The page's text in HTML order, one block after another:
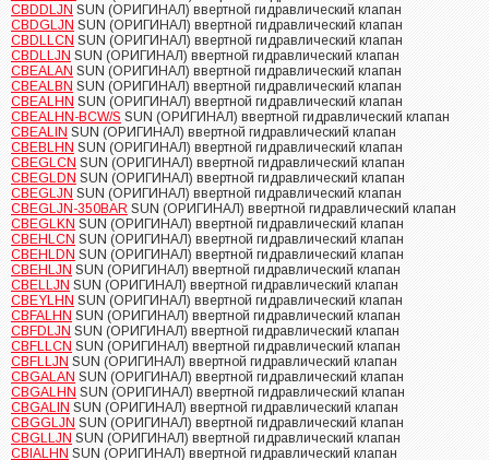
CBDDLJN SUN (ОРИГИНАЛ) ввертной гидравлический клапан
CBDGLJN SUN (ОРИГИНАЛ) ввертной гидравлический клапан
CBDLLCN SUN (ОРИГИНАЛ) ввертной гидравлический клапан
CBDLLJN SUN (ОРИГИНАЛ) ввертной гидравлический клапан
CBEALAN SUN (ОРИГИНАЛ) ввертной гидравлический клапан
CBEALBN SUN (ОРИГИНАЛ) ввертной гидравлический клапан
CBEALHN SUN (ОРИГИНАЛ) ввертной гидравлический клапан
CBEALHN-BCW/S SUN (ОРИГИНАЛ) ввертной гидравлический клапан
CBEALIN SUN (ОРИГИНАЛ) ввертной гидравлический клапан
CBEBLHN SUN (ОРИГИНАЛ) ввертной гидравлический клапан
CBEGLCN SUN (ОРИГИНАЛ) ввертной гидравлический клапан
CBEGLDN SUN (ОРИГИНАЛ) ввертной гидравлический клапан
CBEGLJN SUN (ОРИГИНАЛ) ввертной гидравлический клапан
CBEGLJN-350BAR SUN (ОРИГИНАЛ) ввертной гидравлический клапан
CBEGLKN SUN (ОРИГИНАЛ) ввертной гидравлический клапан
CBEHLCN SUN (ОРИГИНАЛ) ввертной гидравлический клапан
CBEHLDN SUN (ОРИГИНАЛ) ввертной гидравлический клапан
CBEHLJN SUN (ОРИГИНАЛ) ввертной гидравлический клапан
CBELLJN SUN (ОРИГИНАЛ) ввертной гидравлический клапан
CBEYLHN SUN (ОРИГИНАЛ) ввертной гидравлический клапан
CBFALHN SUN (ОРИГИНАЛ) ввертной гидравлический клапан
CBFDLJN SUN (ОРИГИНАЛ) ввертной гидравлический клапан
CBFLLCN SUN (ОРИГИНАЛ) ввертной гидравлический клапан
CBFLLJN SUN (ОРИГИНАЛ) ввертной гидравлический клапан
CBGALAN SUN (ОРИГИНАЛ) ввертной гидравлический клапан
CBGALHN SUN (ОРИГИНАЛ) ввертной гидравлический клапан
CBGALIN SUN (ОРИГИНАЛ) ввертной гидравлический клапан
CBGGLJN SUN (ОРИГИНАЛ) ввертной гидравлический клапан
CBGLLJN SUN (ОРИГИНАЛ) ввертной гидравлический клапан
CBIALHN SUN (ОРИГИНАЛ) ввертной гидравлический клапан